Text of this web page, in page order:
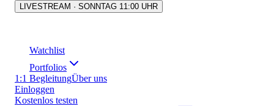
LIVESTREAM · SONNTAG 11:00 UHR
Watchlist
Portfolios
1:1 BegleitungÜber uns
Einloggen
Kostenlos testen